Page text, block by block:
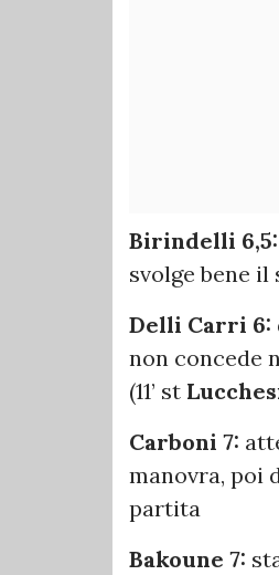
Birindelli 6,5:
svolge bene
Delli Carri 6:
non concede
(11’ st
Carboni 7:
manovra, poi
partita
Bakoune 7: